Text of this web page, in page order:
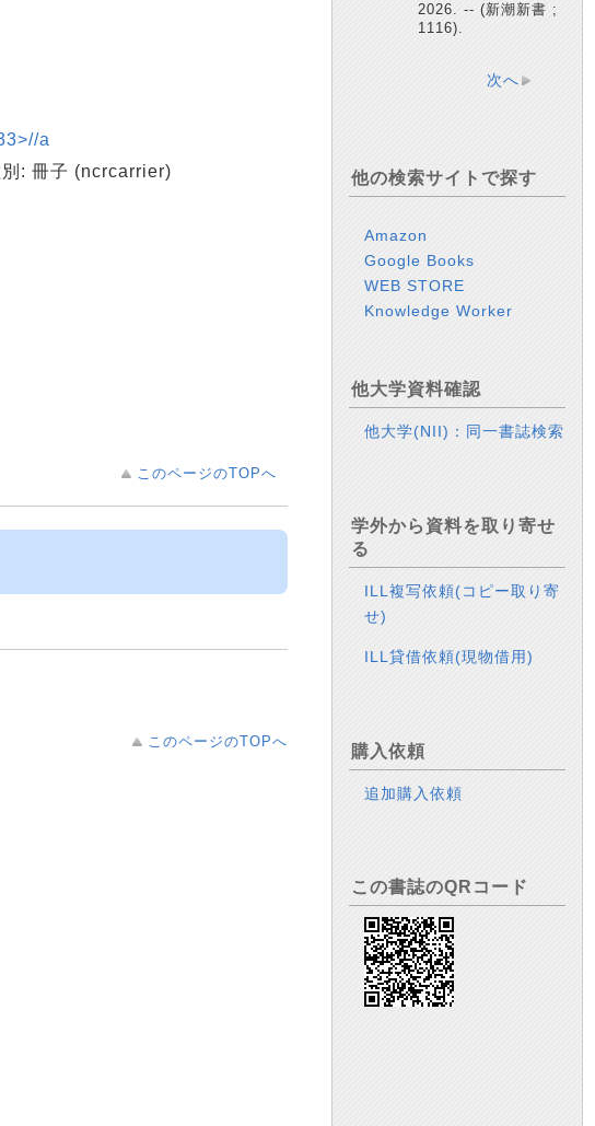
a
: 冊子 (ncrcarrier)
このページのTOPへ
このページのTOPへ
2026. -- (新潮新書 ;
1116).
次へ
他の検索サイトで探す
Amazon
Google Books
WEB STORE
Knowledge Worker
他大学資料確認
他大学(NII)：同一書誌検索
学外から資料を取り寄せ
る
ILL複写依頼(コピー取り寄
せ)
ILL貸借依頼(現物借用)
購入依頼
追加購入依頼
この書誌のQRコード